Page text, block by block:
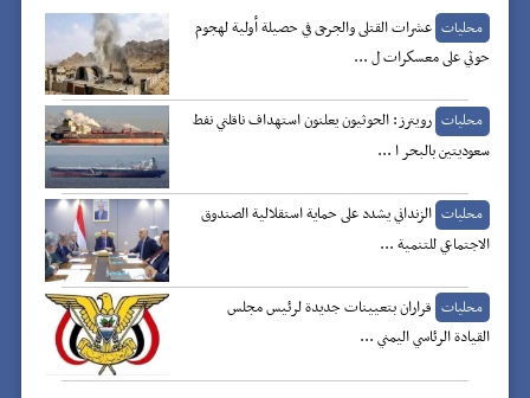
محليات عشرات القتلى والجرحى في حصيلة أولية لهجوم
حوثي على معسكرات ل ...
محليات رويترز: الحوثيون يعلنون استهداف ناقلتي نفط
سعوديتين بالبحر ا ...
محليات الزنداني يشدد على حماية استقلالية الصندوق
الاجتماعي للتنمية ...
محليات قراران بتعيينات جديدة لرئيس مجلس
القيادة الرئاسي اليمني ...